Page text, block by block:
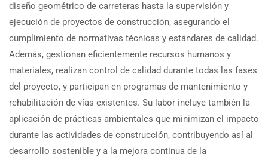
diseño geométrico de carreteras hasta la supervisión y
ejecución de proyectos de construcción, asegurando el
cumplimiento de normativas técnicas y estándares de calidad.
Además, gestionan eficientemente recursos humanos y
materiales, realizan control de calidad durante todas las fases
del proyecto, y participan en programas de mantenimiento y
rehabilitación de vías existentes. Su labor incluye también la
aplicación de prácticas ambientales que minimizan el impacto
durante las actividades de construcción, contribuyendo así al
desarrollo sostenible y a la mejora continua de la